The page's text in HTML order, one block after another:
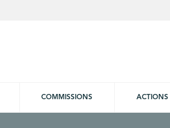
COMMISSIONS ACTIONS